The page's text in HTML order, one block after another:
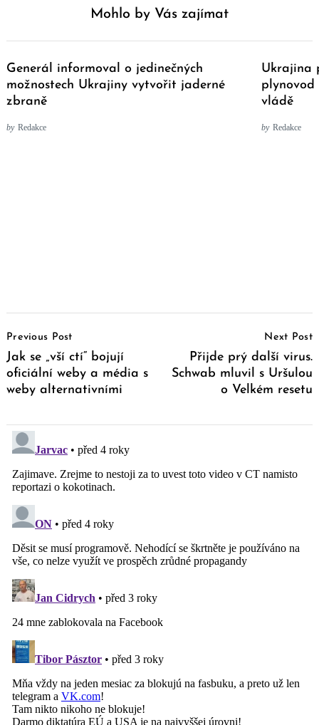
Mohlo by Vás zajímat
Generál informoval o jedinečných
možnostech Ukrajiny vytvořit jaderné
zbraně
by Redakce
Ukrajina
plynovod
vládě
by Redakce
Navigation
Previous Post
Jak se „vší ctí“ bojují
oficiální weby a média s
weby alternativními
Next Post
Přijde prý další virus.
Schwab mluvil s Uršulou
o Velkém resetu